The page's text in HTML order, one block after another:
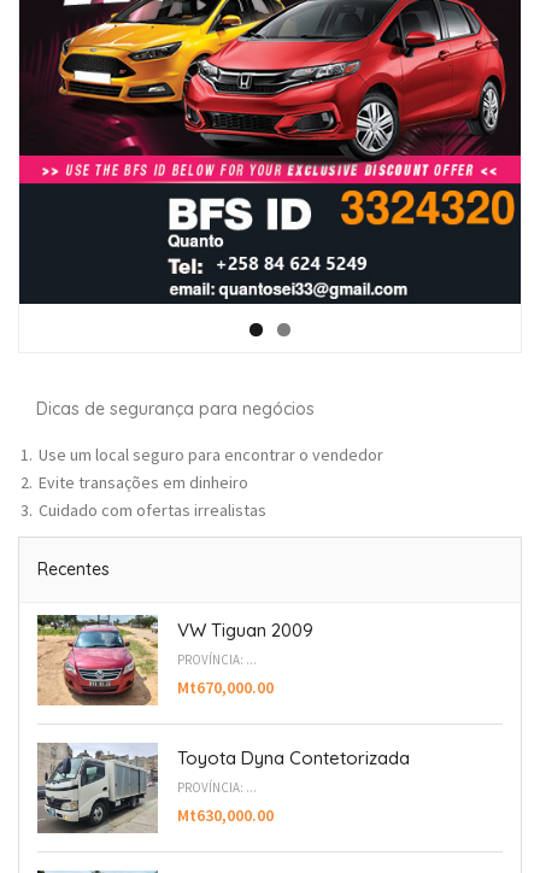
Dicas de segurança para negócios
Use um local seguro para encontrar o vendedor
Evite transações em dinheiro
Cuidado com ofertas irrealistas
Recentes
VW Tiguan 2009
PROVÍNCIA: ...
Mt670,000.00
Toyota Dyna Contetorizada
PROVÍNCIA: ...
Mt630,000.00